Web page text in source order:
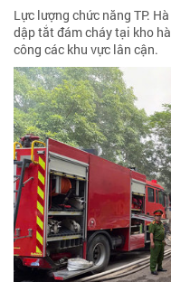
Lực lượng chức năng TP.
dập tắt đám cháy tại kho
công các khu vực lân cận.